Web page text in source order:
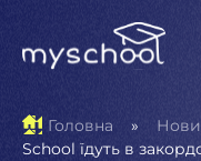
Головна »
School їдуть в